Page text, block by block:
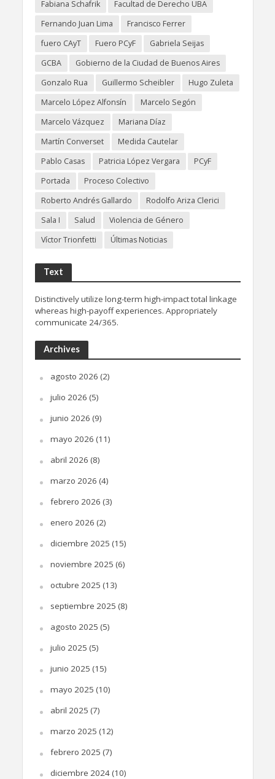
Fabiana Schafrik
Facultad de Derecho UBA
Fernando Juan Lima
Francisco Ferrer
fuero CAyT
Fuero PCyF
Gabriela Seijas
GCBA
Gobierno de la Ciudad de Buenos Aires
Gonzalo Rua
Guillermo Scheibler
Hugo Zuleta
Marcelo López Alfonsín
Marcelo Segón
Marcelo Vázquez
Mariana Díaz
Martín Converset
Medida Cautelar
Pablo Casas
Patricia López Vergara
PCyF
Portada
Proceso Colectivo
Roberto Andrés Gallardo
Rodolfo Ariza Clerici
Sala I
Salud
Violencia de Género
Víctor Trionfetti
Últimas Noticias
Text
Distinctively utilize long-term high-impact total linkage
whereas high-payoff experiences. Appropriately
communicate 24/365.
Archives
agosto 2026 (2)
julio 2026 (5)
junio 2026 (9)
mayo 2026 (11)
abril 2026 (8)
marzo 2026 (4)
febrero 2026 (3)
enero 2026 (2)
diciembre 2025 (15)
noviembre 2025 (6)
octubre 2025 (13)
septiembre 2025 (8)
agosto 2025 (5)
julio 2025 (5)
junio 2025 (15)
mayo 2025 (10)
abril 2025 (7)
marzo 2025 (12)
febrero 2025 (7)
diciembre 2024(10)